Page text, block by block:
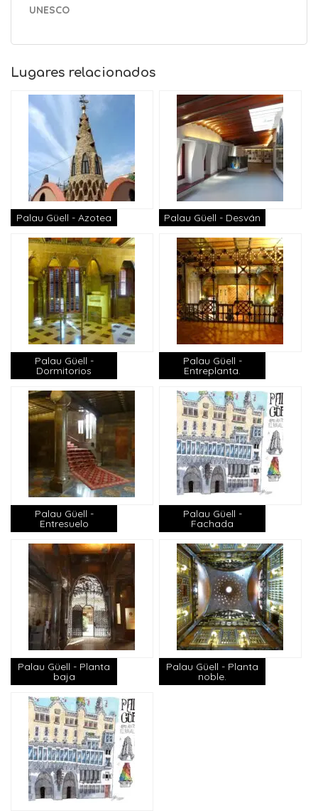
UNESCO
Lugares relacionados
Palau Güell - Azotea Palau Güell - Desván
Palau Güell -
Dormitorios
Palau Güell -
Entreplanta.
Palau Güell -
Entresuelo
Palau Güell -
Fachada
Palau Güell - Planta
baja
Palau Güell - Planta
noble.